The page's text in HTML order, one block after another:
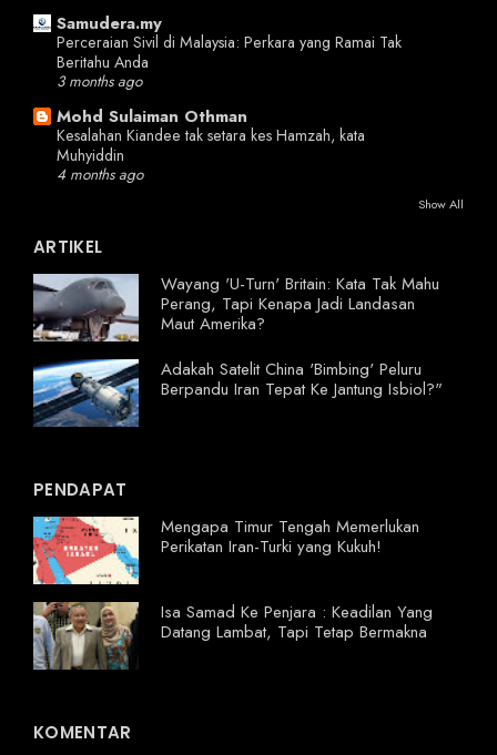
Samudera.my
Perceraian Sivil di Malaysia: Perkara yang Ramai Tak
Beritahu Anda
3 months ago
Mohd Sulaiman Othman
Kesalahan Kiandee tak setara kes Hamzah, kata
Muhyiddin
4 months ago
Show All
ARTIKEL
Wayang 'U-Turn' Britain: Kata Tak Mahu
Perang, Tapi Kenapa Jadi Landasan
Maut Amerika?
Adakah Satelit China 'Bimbing' Peluru
Berpandu Iran Tepat Ke Jantung Isbiol?"
PENDAPAT
Mengapa Timur Tengah Memerlukan
Perikatan Iran-Turki yang Kukuh!
Isa Samad Ke Penjara : Keadilan Yang
Datang Lambat, Tapi Tetap Bermakna
KOMENTAR